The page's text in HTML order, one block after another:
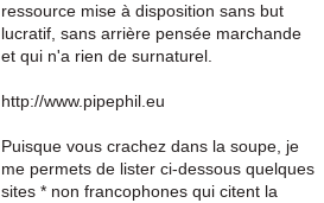
ressource mise à disposition sans but
lucratif, sans arrière pensée marchande
et qui n'a rien de surnaturel.
http://www.pipephil.eu
Puisque vous crachez dans la soupe, je
me permets de lister ci-dessous quelques
sites * non francophones qui citent la